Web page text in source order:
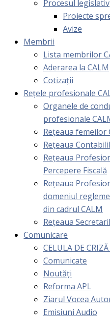
Procesul legislativ
Proiecte
Avize
Membrii
Lista membrilor
Aderarea la CALM
Cotizaţii
Rețele profesionale
Organele de
profesionale
Rețeaua femeilor
Rețeaua
Rețeaua
Percepere Fiscală
Reţeaua
domeniul
din cadrul CALM
Rețeaua
Comunicare
CELULA DE
Comunicate
Noutăți
Reforma APL
Ziarul Vocea
Emisiuni Audio